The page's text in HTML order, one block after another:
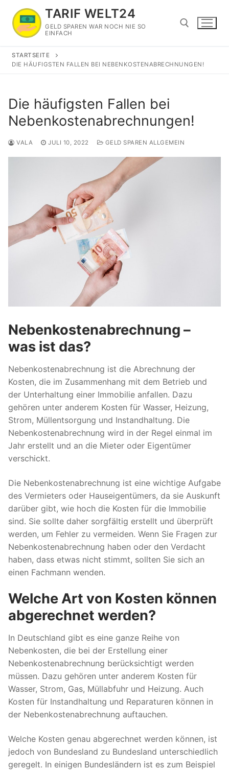
Inhalt
springen
TARIF WELT24
GELD SPAREN WAR NOCH NIE SO
EINFACH
Suchen nach:
STARTSEITE
DIE HÄUFIGSTEN FALLEN BEI NEBENKOSTENABRECHNUNGEN!
Die häufigsten Fallen bei
Nebenkostenabrechnungen!
VALA JULI 10, 2022 GELD SPAREN ALLGEMEIN
Nebenkostenabrechnung –
was ist das?
Nebenkostenabrechnung ist die Abrechnung der
Kosten, die im Zusammenhang mit dem Betrieb und
der Unterhaltung einer Immobilie anfallen. Dazu
gehören unter anderem Kosten für Wasser, Heizung,
Strom, Müllentsorgung und Instandhaltung. Die
Nebenkostenabrechnung wird in der Regel einmal im
Jahr erstellt und an die Mieter oder Eigentümer
verschickt.
Die Nebenkostenabrechnung ist eine wichtige Aufgabe
des Vermieters oder Hauseigentümers, da sie Auskunft
darüber gibt, wie hoch die Kosten für die Immobilie
sind. Sie sollte daher sorgfältig erstellt und überprüft
werden, um Fehler zu vermeiden. Wenn Sie Fragen zur
Nebenkostenabrechnung haben oder den Verdacht
haben, dass etwas nicht stimmt, sollten Sie sich an
einen Fachmann wenden.
Welche Art von Kosten können
abgerechnet werden?
In Deutschland gibt es eine ganze Reihe von
Nebenkosten, die bei der Erstellung einer
Nebenkostenabrechnung berücksichtigt werden
müssen. Dazu gehören unter anderem Kosten für
Wasser, Strom, Gas, Müllabfuhr und Heizung. Auch
Kosten für Instandhaltung und Reparaturen können in
der Nebenkostenabrechnung auftauchen.
Welche Kosten genau abgerechnet werden können, ist
jedoch von Bundesland zu Bundesland unterschiedlich
geregelt. In einigen Bundesländern ist es zum Beispiel